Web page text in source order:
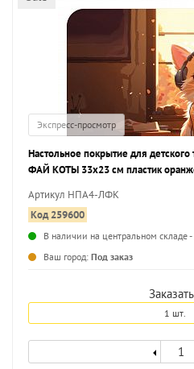
Экспресс-просмотр
Настольное покрытие для
ФАЙ КОТЫ 33х23 см пластик
Артикул НПА4-ЛФК
Код 259600
В наличии на центральном складе
Ваш город: Под заказ
1 шт.